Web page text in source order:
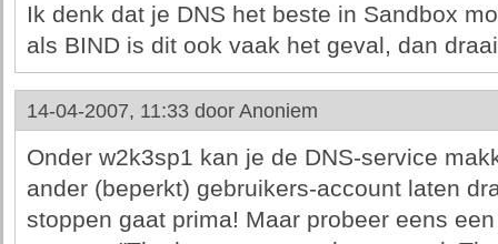
Ik denk dat je DNS het beste in Sandbox
als BIND is dit ook vaak het geval, dan
14-04-2007, 11:33 door Anoniem
Onder w2k3sp1 kan je de DNS-service
ander (beperkt) gebruikers-account laten
stoppen gaat prima! Maar probeer eens